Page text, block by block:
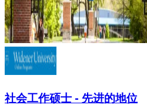
社会工作硕士 - 先进的地位